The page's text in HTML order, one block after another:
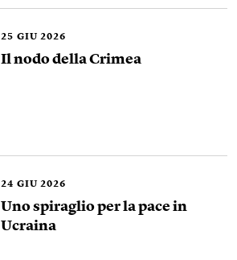
25 GIU 2026
Il nodo della Crimea
24 GIU 2026
Uno spiraglio per la pace in
Ucraina